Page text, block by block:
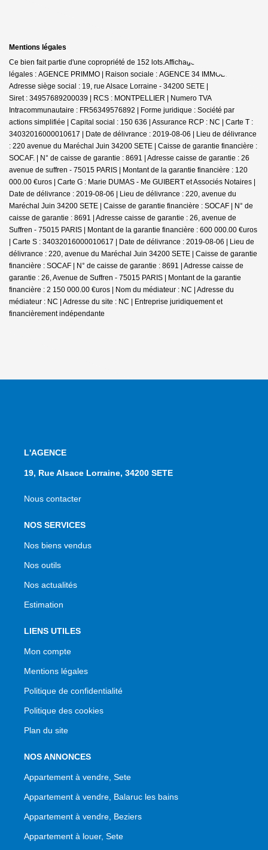
Mentions légales
Ce bien fait partie d'une copropriété de 152 lots.Affichage des informations
légales : AGENCE PRIMMO | Raison sociale : AGENCE 34 IMMOBILIER |
Adresse siège social : 19, rue Alsace Lorraine - 34200 SETE |
Siret : 34957689200039 | RCS : MONTPELLIER | Numero TVA
Intracommunautaire : FR56349576892 | Forme juridique : Société par
actions simplifiée | Capital social : 150 636 | Assurance RCP : NC | Carte T :
34032016000010617 | Date de délivrance : 2019-08-06 | Lieu de délivrance
: 220 avenue du Maréchal Juin 34200 SETE | Caisse de garantie financière :
SOCAF. | N° de caisse de garantie : 8691 | Adresse caisse de garantie : 26
avenue de suffren - 75015 PARIS | Montant de la garantie financière : 120
000.00 €uros | Carte G : Marie DUMAS - Me GUIBERT et Associés Notaires |
Date de délivrance : 2019-08-06 | Lieu de délivrance : 220, avenue du
Maréchal Juin 34200 SETE | Caisse de garantie financière : SOCAF | N° de
caisse de garantie : 8691 | Adresse caisse de garantie : 26, avenue de
Suffren - 75015 PARIS | Montant de la garantie financière : 600 000.00 €uros
| Carte S : 34032016000010617 | Date de délivrance : 2019-08-06 | Lieu de
délivrance : 220, avenue du Maréchal Juin 34200 SETE | Caisse de garantie
financière : SOCAF | N° de caisse de garantie : 8691 | Adresse caisse de
garantie : 26, Avenue de Suffren - 75015 PARIS | Montant de la garantie
financière : 2 150 000.00 €uros | Nom du médiateur : NC | Adresse du
médiateur : NC | Adresse du site : NC | Entreprise juridiquement et
financièrement indépendante
L'AGENCE
19, Rue Alsace Lorraine, 34200 SETE
Nous contacter
NOS SERVICES
Nos biens vendus
Nos outils
Nos actualités
Estimation
LIENS UTILES
Mon compte
Mentions légales
Politique de confidentialité
Politique des cookies
Plan du site
NOS ANNONCES
Appartement à vendre, Sete
Appartement à vendre, Balaruc les bains
Appartement à vendre, Beziers
Appartement à louer, Sete